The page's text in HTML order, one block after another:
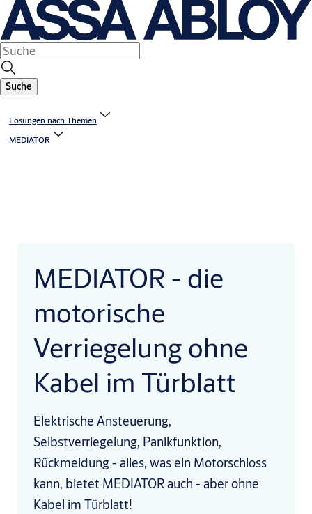
Suche
Lösungen nach Themen
MEDIATOR
MEDIATOR - die
motorische
Verriegelung ohne
Kabel im Türblatt
Elektrische Ansteuerung,
Selbstverriegelung, Panikfunktion,
Rückmeldung - alles, was ein Motorschloss
kann, bietet MEDIATOR auch - aber ohne
Kabel im Türblatt!